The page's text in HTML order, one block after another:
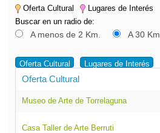
Oferta Cultural
Lugares de Interés
Buscar en un radio de:
A menos de 2 Km. A 30 Km.
Oferta Cultural Lugares de Interés
Oferta Cultural
Museo de Arte de Torrelaguna
Casa Taller de Arte Berruti